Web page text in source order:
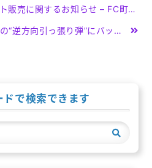
に関するお知らせ – FC町田ゼルビア
客も呆然 打った瞬間“口ポカン”衝撃リアクション … – ABEMA TIMES
ドで検索できます